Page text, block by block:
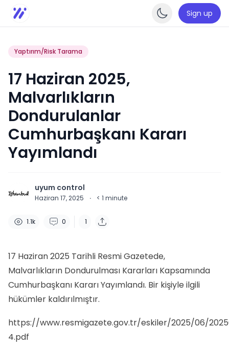
Enable
Sign up
Yaptırım/Risk Tarama
17 Haziran 2025,
Malvarlıkların
Dondurulanlar
Cumhurbaşkanı Kararı
Yayımlandı
uyum control
Haziran 17, 2025 · < 1 minute
1.1k 0 1
17 Haziran 2025 Tarihli Resmi Gazetede,
Malvarlıkların Dondurulması Kararları Kapsamında
Cumhurbaşkanı Kararı Yayımlandı. Bir kişiyle ilgili
hükümler kaldırılmıştır.
https://www.resmigazete.gov.tr/eskiler/2025/06/
4.pdf